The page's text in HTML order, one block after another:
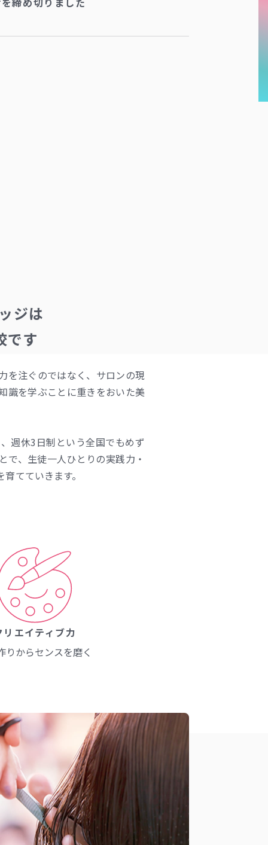
ジは
です
を注ぐのではなく、サロンの現
識を学ぶことに重きをおいた美
週休3日制という全国でもめず
で、生徒一人ひとりの実践力・
てていきます。
リエイティブ力
りからセンスを磨く